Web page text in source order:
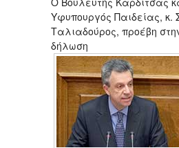
Υφυπουργός Παιδείας, κ.
Ταλιαδούρος, προέβη
δήλωση